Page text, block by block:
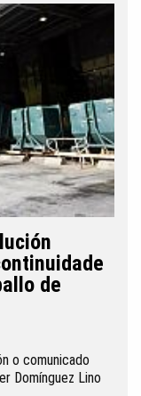
de
o comunicado
Domínguez Lino